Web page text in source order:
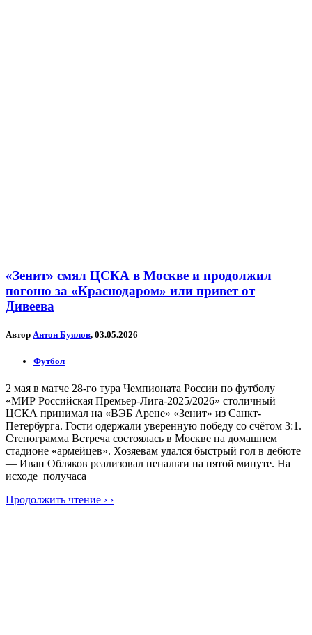
«Зенит» смял ЦСКА в Москве и продолжил
погоню за «Краснодаром» или привет от
Дивеева
Автор Антон Буялов, 03.05.2026
Футбол
2 мая в матче 28-го тура Чемпионата России по футболу
«МИР Российская Премьер-Лига-2025/2026» столичный
ЦСКА принимал на «ВЭБ Арене» «Зенит» из Санкт-
Петербурга. Гости одержали уверенную победу со счётом 3:1.
Стенограмма Встреча состоялась в Москве на домашнем
стадионе «армейцев». Хозяевам удался быстрый гол в дебюте
— Иван Обляков реализовал пенальти на пятой минуте. На
исходе получаса
Продолжить чтение › ›